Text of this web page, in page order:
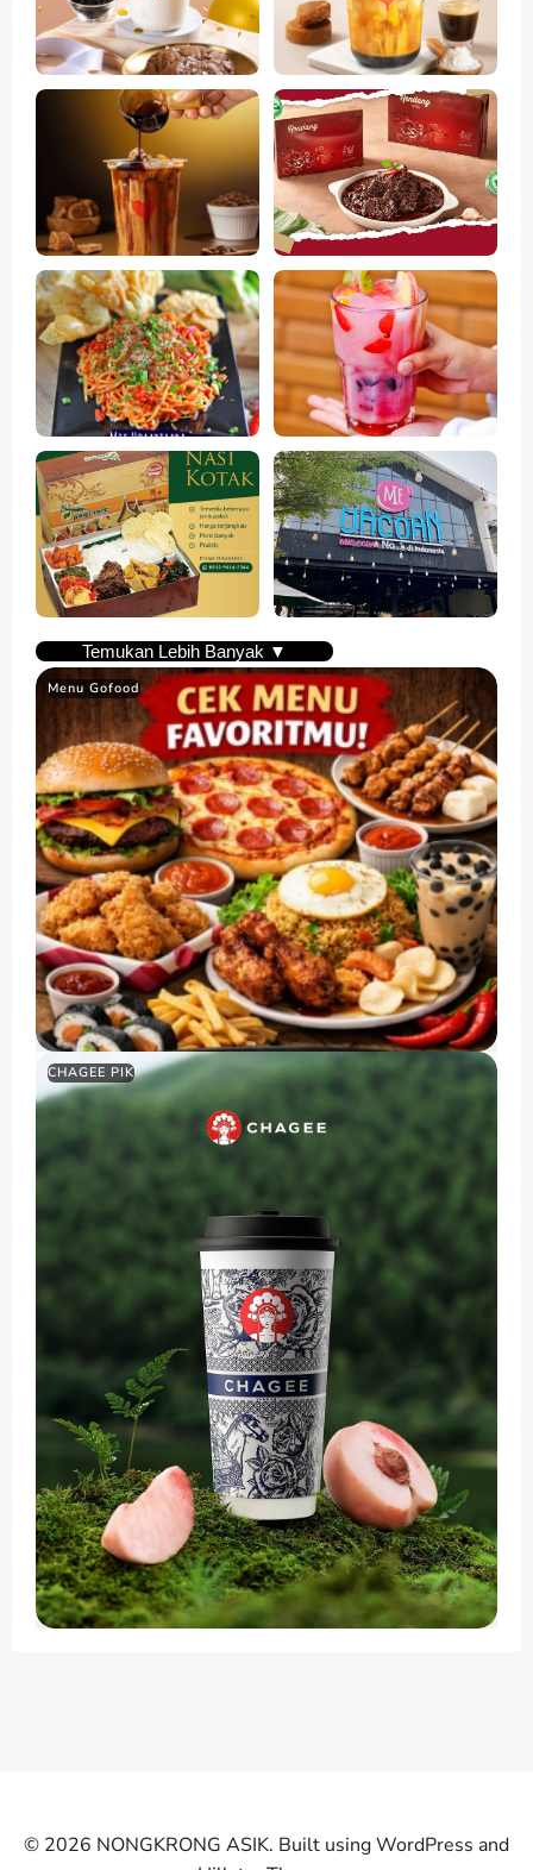
Temukan Lebih Banyak ▼
Menu Gofood
CHAGEE PIK
© 2026 NONGKRONG ASIK. Built using WordPress and